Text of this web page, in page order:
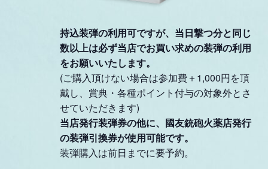
持込装弾の利用可ですが、 当日撃つ分と同じ
数以上は必ず当店でお買い求めの装弾の利用
をお願いいたします。
(ご購入頂けない場合は参加費＋1,000円を頂
戴し、賞典・各種ポイント付与の対象外とさ
せていただきます)
当店発行装弾券の他に、國友銃砲火薬店発行
の装弾引換券が使用可能です。
装弾購入は前日までに要予約。